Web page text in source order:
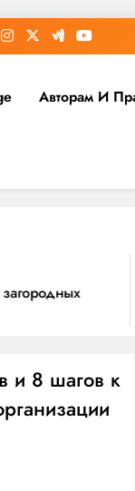
Авторам И
и 8 шагов к